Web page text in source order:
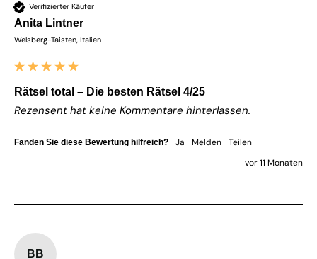
Verifizierter Käufer
Anita Lintner
Welsberg-Taisten, Italien
Rätsel total – Die besten Rätsel 4/25
Rezensent hat keine Kommentare hinterlassen.
Fanden Sie diese Bewertung hilfreich? Ja Melden
Teilen
vor 11 Monaten
BB